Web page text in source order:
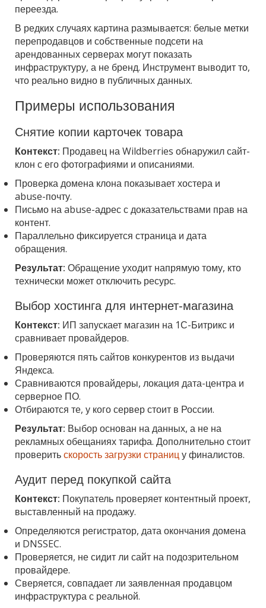
переезда.
В редких случаях картина размывается: белые метки
перепродавцов и собственные подсети на
арендованных серверах могут показать
инфраструктуру, а не бренд. Инструмент выводит то,
что реально видно в публичных данных.
Примеры использования
Снятие копии карточек товара
Контекст: Продавец на Wildberries обнаружил сайт-
клон с его фотографиями и описаниями.
Проверка домена клона показывает хостера и
abuse-почту.
Письмо на abuse-адрес с доказательствами прав на
контент.
Параллельно фиксируется страница и дата
обращения.
Результат: Обращение уходит напрямую тому, кто
технически может отключить ресурс.
Выбор хостинга для интернет-магазина
Контекст: ИП запускает магазин на 1С-Битрикс и
сравнивает провайдеров.
Проверяются пять сайтов конкурентов из выдачи
Яндекса.
Сравниваются провайдеры, локация дата-центра и
серверное ПО.
Отбираются те, у кого сервер стоит в России.
Результат: Выбор основан на данных, а не на
рекламных обещаниях тарифа. Дополнительно стоит
проверитьскорость загрузки страницу финалистов.
Аудит перед покупкой сайта
Контекст: Покупатель проверяет контентный проект,
выставленный на продажу.
Определяются регистратор, дата окончания домена
и DNSSEC.
Проверяется, не сидит ли сайт на подозрительном
провайдере.
Сверяется, совпадает ли заявленная продавцом
инфраструктура с реальной.